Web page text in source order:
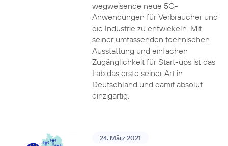
wegweisende neue 5G-
Anwendungen für Verbraucher und
die Industrie zu entwickeln. Mit
seiner umfassenden technischen
Ausstattung und einfachen
Zugänglichkeit für Start-ups ist das
Lab das erste seiner Art in
Deutschland und damit absolut
einzigartig.
24. März 2021